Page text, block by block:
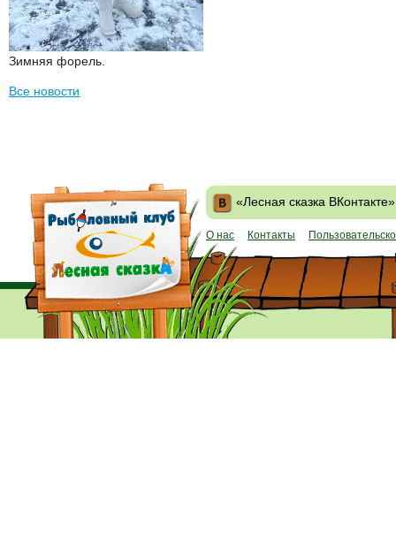
Зимняя форель.
Все новости
«Лесная сказка ВКонтакте»
О нас Контакты